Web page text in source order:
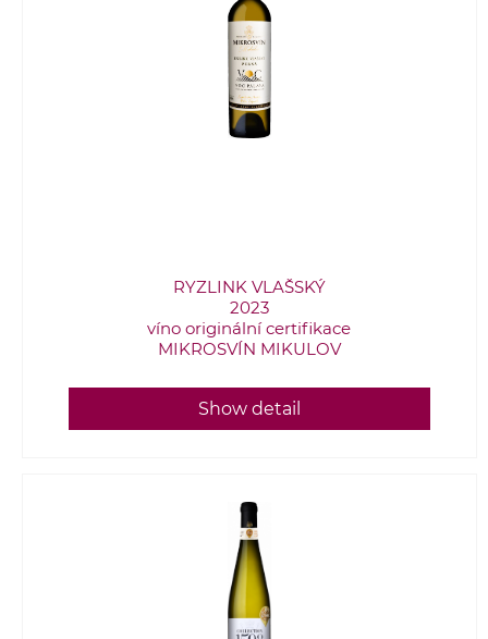
RYZLINK VLAŠSKÝ
2023
víno originální certifikace
MIKROSVÍN MIKULOV
Show detail